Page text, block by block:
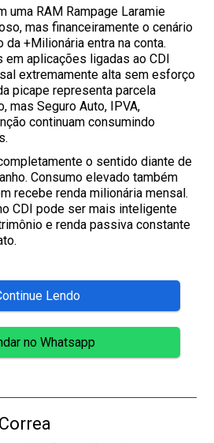
uma RAM Rampage Laramie
mas financeiramente o cenário
da +Milionária entra na conta.
em aplicações ligadas ao CDI
extremamente alta sem esforço
picape representa parcela
mas Seguro Auto, IPVA,
continuam consumindo
o sentido diante de
Consumo elevado também
recebe renda milionária mensal.
CDI pode ser mais inteligente
e renda passiva constante
Lendo
no Whatsapp